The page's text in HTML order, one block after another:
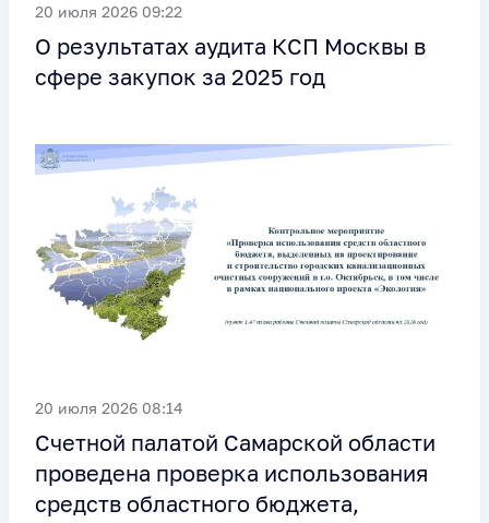
20 июля 2026 09:22
О результатах аудита КСП Москвы в
сфере закупок за 2025 год
20 июля 2026 08:14
Счетной палатой Самарской области
проведена проверка использования
средств областного бюджета,